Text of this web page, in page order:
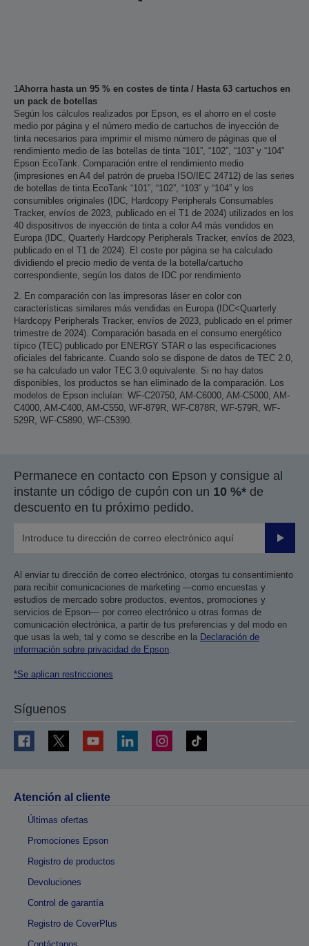
1Ahorra hasta un 95 % en costes de tinta / Hasta 63 cartuchos en
un pack de botellas
Según los cálculos realizados por Epson, es el ahorro en el coste
medio por página y el número medio de cartuchos de inyección de
tinta necesarios para imprimir el mismo número de páginas que el
rendimiento medio de las botellas de tinta “101”, “102”, “103” y “104”
Epson EcoTank. Comparación entre el rendimiento medio
(impresiones en A4 del patrón de prueba ISO/IEC 24712) de las series
de botellas de tinta EcoTank “101”, “102”, “103” y “104” y los
consumibles originales (IDC, Hardcopy Peripherals Consumables
Tracker, envíos de 2023, publicado en el T1 de 2024) utilizados en los
40 dispositivos de inyección de tinta a color A4 más vendidos en
Europa (IDC, Quarterly Hardcopy Peripherals Tracker, envíos de 2023,
publicado en el T1 de 2024). El coste por página se ha calculado
dividiendo el precio medio de venta de la botella/cartucho
correspondiente, según los datos de IDC por rendimiento
2. En comparación con las impresoras láser en color con
características similares más vendidas en Europa (IDC<Quarterly
Hardcopy Peripherals Tracker, envíos de 2023, publicado en el primer
trimestre de 2024). Comparación basada en el consumo energético
típico (TEC) publicado por ENERGY STAR o las especificaciones
oficiales del fabricante. Cuando solo se dispone de datos de TEC 2.0,
se ha calculado un valor TEC 3.0 equivalente. Si no hay datos
disponibles, los productos se han eliminado de la comparación. Los
modelos de Epson incluían: WF-C20750, AM-C6000, AM-C5000, AM-
C4000, AM-C400, AM-C550, WF-879R, WF-C878R, WF-579R, WF-
529R, WF-C5890, WF-C5390.
Permanece en contacto con Epson y consigue al
instante un código de cupón con un 10 %* de
descuento en tu próximo pedido.
Enviar
Al enviar tu dirección de correo electrónico, otorgas tu consentimiento
para recibir comunicaciones de marketing —como encuestas y
estudios de mercado sobre productos, eventos, promociones y
servicios de Epson— por correo electrónico u otras formas de
comunicación electrónica, a partir de tus preferencias y del modo en
que usas la web, tal y como se describe en la Declaración de
información sobre privacidad de Epson.
*Se aplican restricciones
Síguenos
Atención al cliente
Últimas ofertas
Promociones Epson
Registro de productos
Devoluciones
Control de garantía
Registro de CoverPlus